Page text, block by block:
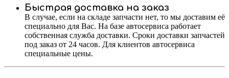
Быстрая доставка на заказ
В случае, если на складе запчасти нет, то мы доставим её
специально для Вас. На базе автосервиса работает
собственная служба доставки. Сроки доставки запчастей
под заказ от 24 часов. Для клиентов автосервиса
специальные цены.